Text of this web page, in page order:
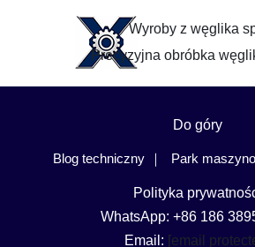
Wyroby z węglika
Precyzyjna obróbka
Do góry
Blog techniczny Park
Polityka
WhatsApp: +86 186
Email: [email